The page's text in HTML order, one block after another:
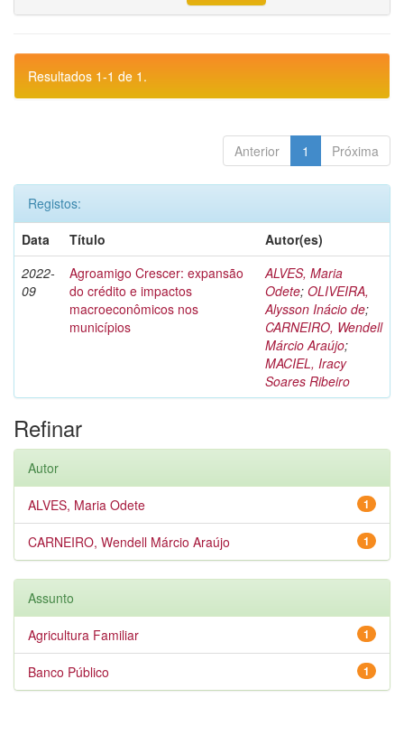
Resultados 1-1 de 1.
Anterior 1 Próxima
Registos:
Data
Título
Autor(es)
2022-
09
Agroamigo Crescer: expansão
do crédito e impactos
macroeconômicos nos
municípios
ALVES, Maria
Odete; OLIVEIRA,
Alysson Inácio de;
CARNEIRO, Wendell
Márcio Araújo;
MACIEL, Iracy
Soares Ribeiro
Refinar
Autor
1
ALVES, Maria Odete
1
CARNEIRO, Wendell Márcio Araújo
Assunto
1
Agricultura Familiar
1
Banco Público